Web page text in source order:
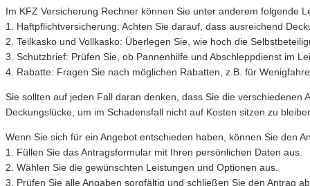
Im KFZ Versicherung Rechner können Sie unter anderem folgende
1. Haftpflichtversicherung: Achten Sie darauf, dass ausreichend
2. Teilkasko und Vollkasko: Überlegen Sie, wie hoch die
3. Schutzbrief: Prüfen Sie, ob Pannenhilfe und Abschleppdienst im
4. Rabatte: Fragen Sie nach möglichen Rabatten, z.B. für
Sie sollten auf jeden Fall daran denken, dass Sie die
Deckungslücke, um im Schadensfall nicht auf Kosten sitzen zu
Wenn Sie sich für ein Angebot entschieden haben, können Sie den
1. Füllen Sie das Antragsformular mit Ihren persönlichen Daten aus.
2. Wählen Sie die gewünschten Leistungen und Optionen aus.
3. Prüfen Sie alle Angaben sorgfältig und schließen Sie den Antrag